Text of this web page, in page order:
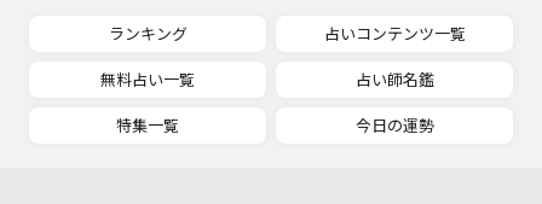
ランキング
占いコンテンツ一覧
無料占い一覧
占い師名鑑
特集一覧
今日の運勢